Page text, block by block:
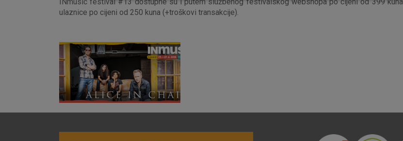
ulaznice po cijeni od 250 kuna (+troškovi transakcije).
Analitički